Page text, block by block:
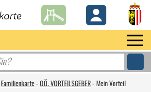
Familienkarte-OÖ. VORTEILSGEBER- Mein Vorteil